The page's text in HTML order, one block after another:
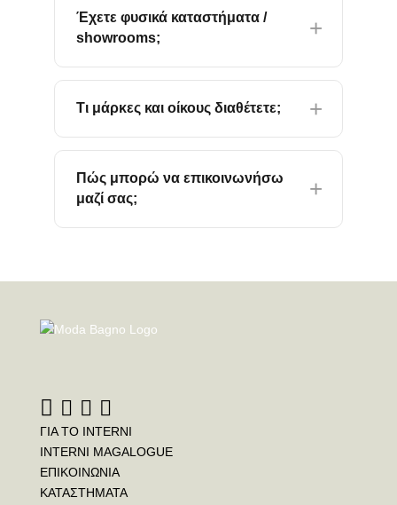
Έχετε φυσικά καταστήματα /
showrooms;
Τι μάρκες και οίκους διαθέτετε;
Πώς μπορώ να επικοινωνήσω
μαζί σας;
ΓΙΑ ΤΟ INTERNI
INTERNI MAGALOGUE
ΕΠΙΚΟΙΝΩΝΙΑ
ΚΑΤΑΣΤΗΜΑΤΑ